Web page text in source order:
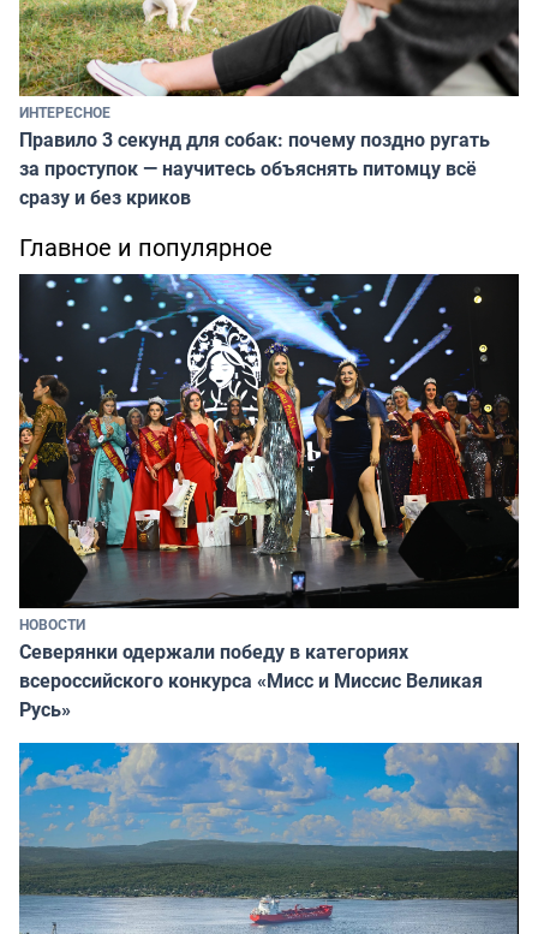
ИНТЕРЕСНОЕ
Правило 3 секунд для собак: почему поздно ругать
за проступок — научитесь объяснять питомцу всё
сразу и без криков
Главное и популярное
НОВОСТИ
Северянки одержали победу в категориях
всероссийского конкурса «Мисс и Миссис Великая
Русь»